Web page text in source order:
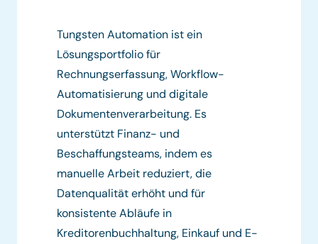
Tungsten Automation ist ein
Lösungsportfolio für
Rechnungserfassung, Workflow-
Automatisierung und digitale
Dokumentenverarbeitung. Es
unterstützt Finanz- und
Beschaffungsteams, indem es
manuelle Arbeit reduziert, die
Datenqualität erhöht und für
konsistente Abläufe in
Kreditorenbuchhaltung, Einkauf und E-